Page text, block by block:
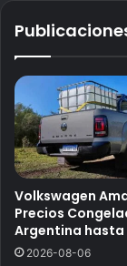
Volkswagen
Precios
Argentina hasta
2026-08-06